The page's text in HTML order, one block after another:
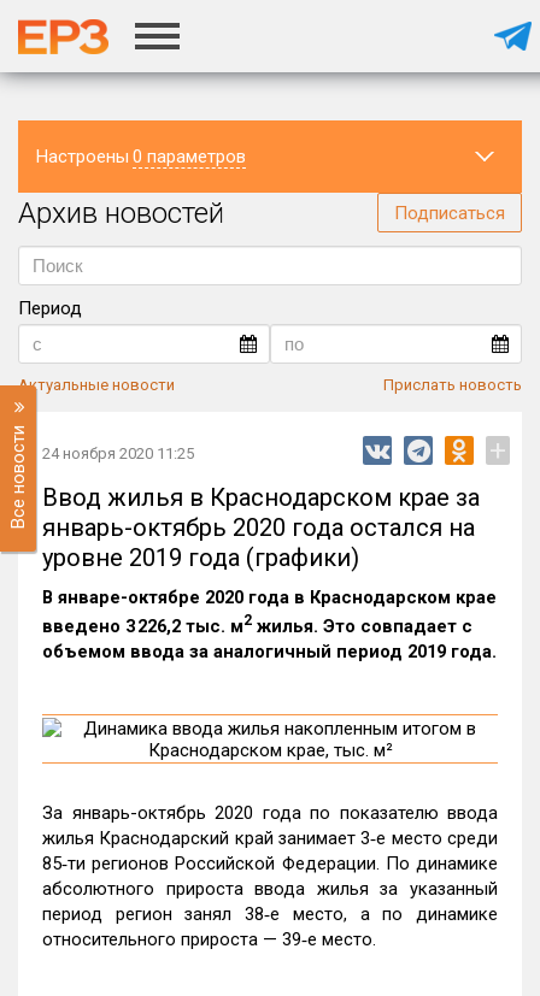
Настроены 0 параметров
Регион
Архив новостей Подписаться
Период
Актуальные новости Прислать новость
Все новости 24 ноября 2020 11:25 +
Ввод жилья в Краснодарском крае за
январь-октябрь 2020 года остался на
уровне 2019 года (графики)
В январе-октябре 2020 года в Краснодарском крае
введено 3 226,2 тыс. м2 жилья. Это совпадает с
объемом ввода за аналогичный период 2019 года.
За январь-октябрь 2020 года по показателю ввода
жилья Краснодарский край занимает 3‑е место среди
85‑ти регионов Российской Федерации. По динамике
абсолютного прироста ввода жилья за указанный
период регион занял 38‑е место, а по динамике
относительного прироста — 39‑е место.